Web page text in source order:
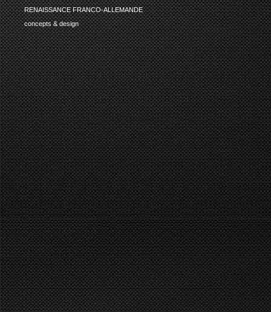
RENAISSANCE FRANCO-ALLEMANDE
concepts & design